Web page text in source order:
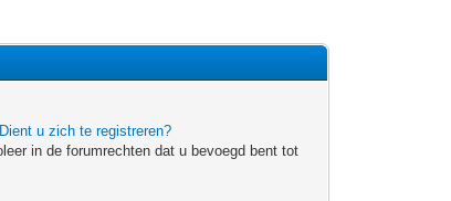
Dient u zich te registreren?
in de forumrechten dat u bevoegd bent tot